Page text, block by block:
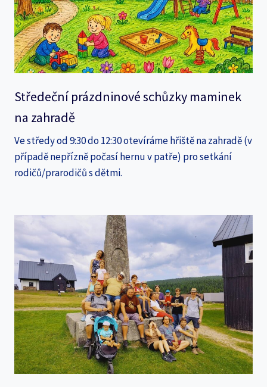
Středeční prázdninové schůzky maminek
na zahradě
Ve středy od 9:30 do 12:30 otevíráme hřiště na zahradě (v
případě nepřízně počasí hernu v patře) pro setkání
rodičů/prarodičů s dětmi.